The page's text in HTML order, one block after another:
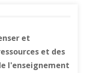
et
et des
l'enseignement